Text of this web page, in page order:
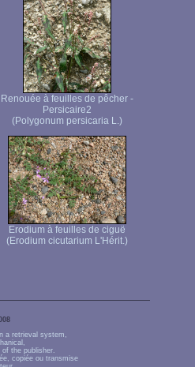
Renouée à feuilles de pêcher -
Persicaire2
(Polygonum persicaria L.)
Erodium à feuilles de ciguë
(Erodium cicutarium L'Hérit.)
a retrieval system,
the publisher.
copiée ou transmise